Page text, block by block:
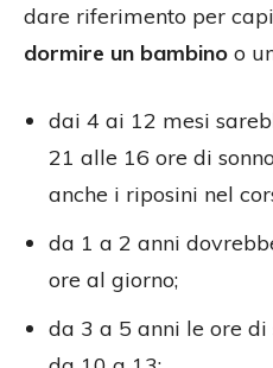
dare riferimento per
dormire un bambino o
dai 4 ai 12 mesi
21 alle 16 ore di
anche i riposini nel
da 1 a 2 anni
ore al giorno;
da 3 a 5 anni le ore di